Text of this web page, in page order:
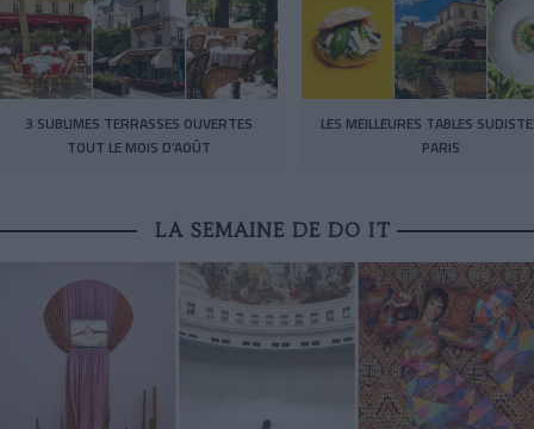
3 SUBLIMES TERRASSES OUVERTES
TOUT LE MOIS D’AOÛT
LES MEILLEURES TABLES
PARIS
LA SEMAINE DE DO IT